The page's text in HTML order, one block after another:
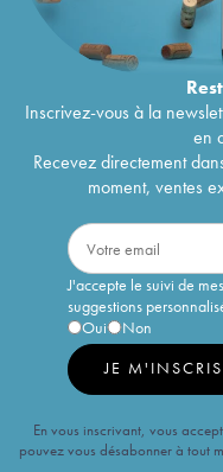
Inscrivez-vous à la
en
Recevez directement
moment, ventes
J'accepte le suivi de
suggestions
Oui
Non
JE M'INSCRIS
En vous inscrivant, vous
pouvez vous désabonner à tout